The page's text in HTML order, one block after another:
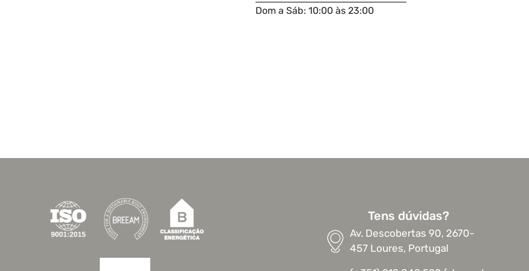
Dom a Sáb: 10:00 às 23:00
Tens dúvidas?
Av. Descobertas 90, 2670-
457 Loures, Portugal